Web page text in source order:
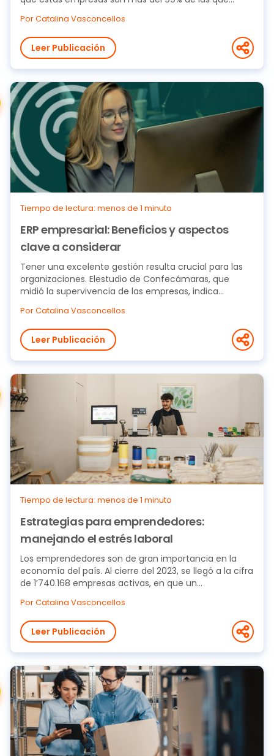
Por Catalina Vasconcellos
Leer Publicación
Tiempo de lectura: menos de 1 minuto
ERP empresarial: Beneficios y aspectos
clave a considerar
Tener una excelente gestión resulta crucial para las
organizaciones. Elestudio de Confecámaras, que
midió la supervivencia de las empresas, indica...
Por Catalina Vasconcellos
Leer Publicación
Tiempo de lectura: menos de 1 minuto
Estrategias para emprendedores:
manejando el estrés laboral
Los emprendedores son de gran importancia en la
economía del país. Al cierre del 2023, se llegó a la cifra
de 1’740.168 empresas activas, en que un...
Por Catalina Vasconcellos
Leer Publicación